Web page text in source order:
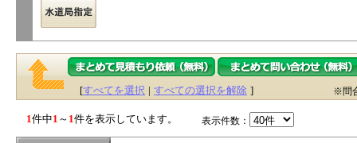
[すべてを選択 | すべての選択を解除 ] ※問
1件中1 ～ 1件を表示しています。 表示件数：